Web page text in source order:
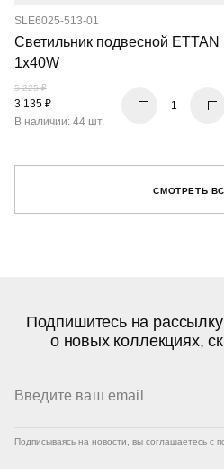
SLE6025-513-01
Светильник подвесной ETTAN
1х40W
5 225 ₽
3 135 ₽
В наличии: 44 шт.
СМОТРЕТЬ
Подпишитесь на
о новых коллекциях,
Подписываясь на новости, вы соглашаетесь с